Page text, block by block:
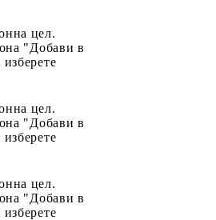
цел.
"Добави в
цел.
"Добави в
цел.
"Добави в